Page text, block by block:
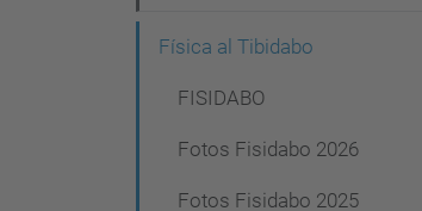
i
Física al Tibidabo
FISIDABO
Fotos Fisidabo 2026
Fotos Fisidabo 2025